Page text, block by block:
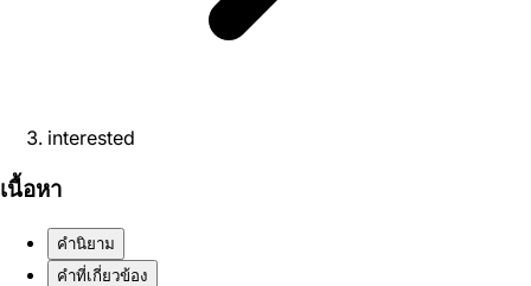
interested
เนื้อหา
คำนิยาม
คำที่เกี่ยวข้อง